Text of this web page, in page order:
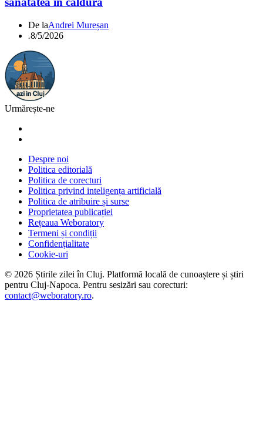
De laAndrei Mureșan
.8/5/2026
Urmărește-ne
Despre noi
Politica editorială
Politica de corecturi
Politica privind inteligența artificială
Politica de atribuire și surse
Proprietatea publicației
Rețeaua Weboratory
Termeni și condiții
Confidențialitate
Cookie-uri
© 2026 Știrile zilei în Cluj. Platformă locală de cunoaștere și știri
pentru Cluj-Napoca. Pentru sesizări sau corecturi:
contact@weboratory.ro.